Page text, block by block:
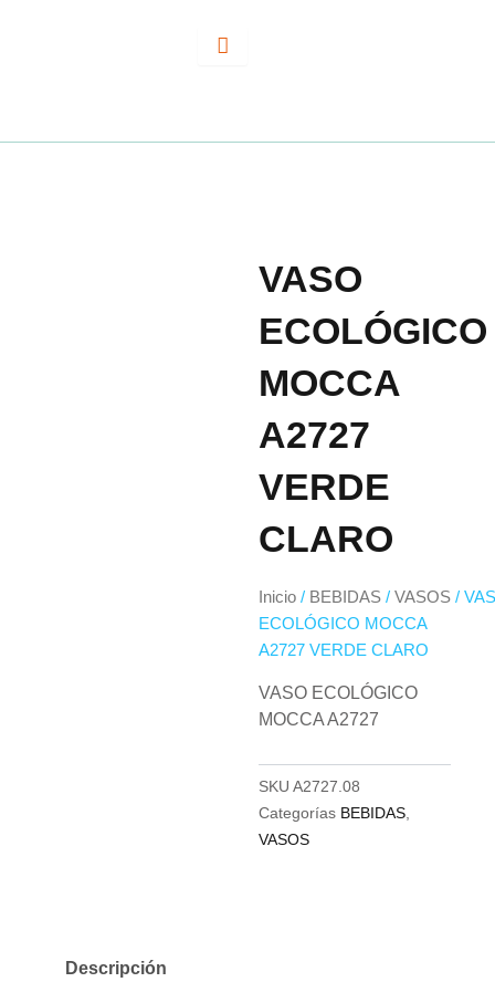
VASO
ECOLÓGICO
MOCCA
A2727
VERDE
CLARO
Inicio / BEBIDAS / VASOS /
ECOLÓGICO MOCCA
A2727 VERDE CLARO
VASO ECOLÓGICO
MOCCA A2727
SKU A2727.08
Categorías BEBIDAS
VASOS
Descripción